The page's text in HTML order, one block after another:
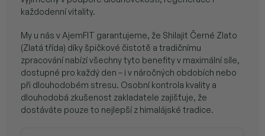
každodenní vitality.
My u nás v AjemFIT garantujeme, že Shilajit Černé Zlato
(Zlatá třída) díky špičkové čistotě a tradičnímu
zpracování nabízí všechny tyto benefity v maximální síle,
dostupné pro každý den – i v náročných obdobích nebo
při dlouhodobém stresu. Osobní kontrola kvality a
dlouhodobá zkušenost zakladatele zajišťuje, že
dostáváte pouze to nejlepší z himalájské tradice.